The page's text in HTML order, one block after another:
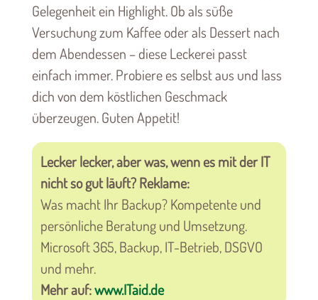
Gelegenheit ein Highlight. Ob als süße
Versuchung zum Kaffee oder als Dessert nach
dem Abendessen – diese Leckerei passt
einfach immer. Probiere es selbst aus und lass
dich von dem köstlichen Geschmack
überzeugen. Guten Appetit!
Lecker lecker, aber was, wenn es mit der IT
nicht so gut läuft? Reklame:
Was macht Ihr Backup? Kompetente und
persönliche Beratung und Umsetzung.
Microsoft 365, Backup, IT-Betrieb, DSGVO
und mehr.
Mehr auf:www.ITaid.de